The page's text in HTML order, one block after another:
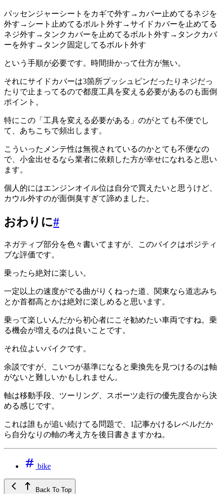
パッセンジャーシートをカギで外す→カバー止めてるネジを
外す→シート止めてるボルト外す→サイドカバーを止めてる
ネジ外す→タンクカバーを止めてるボルト外す→タンクカバ
ーを外す→タンク固定してるボルト外す
という手順が必要です。時間掛かって仕方が無い。
それにサイドカバーは3箇所プッシュピンだったりネジだっ
たりで止まってるので都度工具を変える必要があるのも面倒
ポイント。
特にこの「工具を変える必要がある」のがとても不便でし
て、あちこちで頻出します。
こういったメンテ性は無視されているのかとても不便なの
で、小金出せるなら業者に依頼した方が幸せになれると思い
ます。
個人的にはエンジンオイル位は自分で買えたいと思うけど、
カウル外すのが面倒臭すぎて諦めました。
おわりに#
ネガティブ部分を色々書いてますが、このバイクはポジティ
ブな評価です。
乗ったら絶対に楽しい。
一定以上の速度がでる曲がりくねった道、関東なら道志みち
とか首都高とかは絶対に楽しめると思います。
乗って楽しいんだから初心者にこそ勧めたい車両ですね。乗
る機会が増えるのは良いことです。
それ位よいバイクです。
余談ですが、こいつが基準になると乗換先を見つけるのは軸
がないと難しいかもしれません。
軸は移動手段、ツーリング、スポーツ走行の優先度合から決
める感じです。
これは誰もが追い続けてる問題で、1記事かけるレベルだか
ら自分なりの軸の考え方を後日書きますかね。
bike
Back To Top